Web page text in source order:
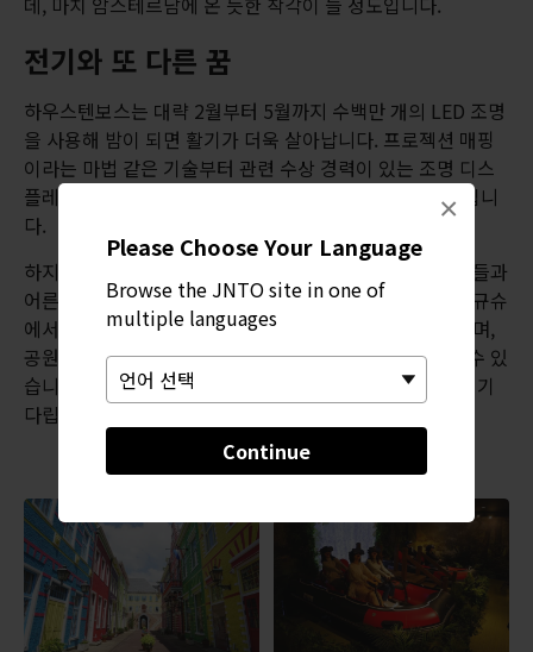
Please Choose Your Language
Browse the JNTO site in one of
multiple languages
Continue
×
전기와 또 다른 꿈
하우스텐보스는 대략 2월부터 5월까지 수백만 개의 LED 조명
을 사용해 밤이 되면 활기가 더욱 살아납니다. 프로젝션 매핑
이라는 마법 같은 기술부터 관련 수상 경력이 있는 조명 디스
플레이까지 다양하게 활용하여 화려한 색의 향연이 펼쳐집니
다.
하지만 다른 시기에 방문한다 해도 실망하지 마세요. 아이들과
어른들이 함께 즐길 거리가 다채롭게 마련되어 있습니다. 규슈
에서 가장 큰 규모의 불꽃놀이 축제도 바로 이곳에서 열리며,
공원의 다양한 모습을 배경으로 알차게 불꽃놀이를 즐길 수 있
습니다. 연중 내내 이처럼 다양한 특별 행사들이 방문객을 기
다립니다.